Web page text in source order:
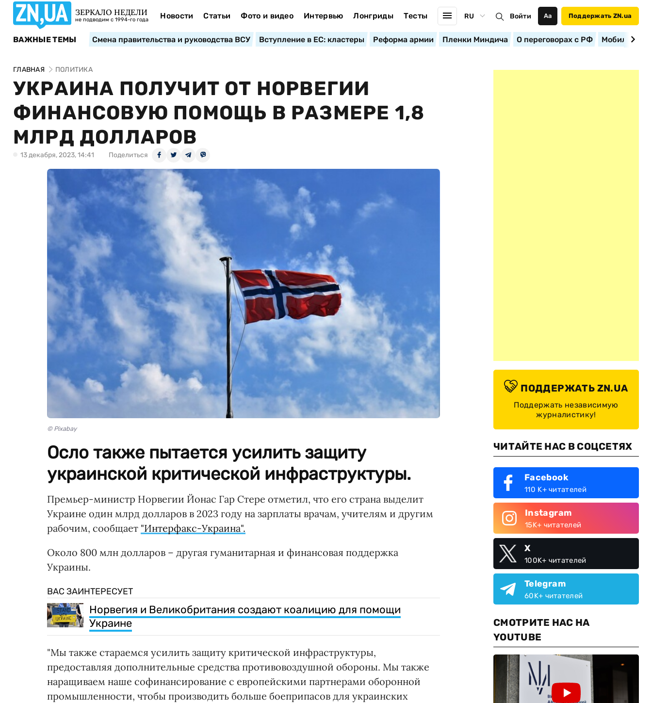
ЗЕРКАЛО НЕДЕЛИ
не подводим с 1994-го года Новости Статьи Фото и видео Интервью Лонгриды Тесты RU Войти Аа Поддержать ZN.ua
ВАЖНЫЕ ТЕМЫ Смена правительства и руководства ВСУ Вступление в ЕС: кластеры Реформа армии Пленки Миндича О переговорах с РФ
ГЛАВНАЯ ПОЛИТИКА
УКРАИНА ПОЛУЧИТ ОТ НОРВЕГИИ
ФИНАНСОВУЮ ПОМОЩЬ В РАЗМЕРЕ 1,8
МЛРД ДОЛЛАРОВ
13 декабря, 2023, 14:41 Поделиться
© Pixabay
Осло также пытается усилить защиту
украинской критической инфраструктуры.
Премьер-министр Норвегии Йонас Гар Стере отметил, что его страна выделит
Украине один млрд долларов в 2023 году на зарплаты врачам, учителям и другим
рабочим, сообщает "Интерфакс-Украина".
Около 800 млн долларов – другая гуманитарная и финансовая поддержка
Украины.
ВАС ЗАИНТЕРЕСУЕТ
Норвегия и Великобритания создают коалицию для помощи
Украине
"Мы также стараемся усилить защиту критической инфраструктуры,
предоставляя дополнительные средства противовоздушной обороны. Мы также
наращиваем наше софинансирование с европейскими партнерами оборонной
промышленности, чтобы производить больше боеприпасов для украинских
ПОДДЕРЖАТЬ ZN.UA
Поддержать независимую
журналистику!
ЧИТАЙТЕ НАС В СОЦСЕТЯХ
Facebook
110 K+ читателей
Instagram
15K+ читателей
X
100K+ читателей
Telegram
60K+ читателей
СМОТРИТЕ НАС НА
YOUTUBE